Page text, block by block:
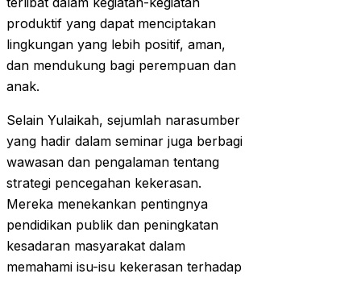
produktif yang dapat menciptakan
lingkungan yang lebih positif, aman,
dan mendukung bagi perempuan dan
anak.
Selain Yulaikah, sejumlah narasumber
yang hadir dalam seminar juga berbagi
wawasan dan pengalaman tentang
strategi pencegahan kekerasan.
Mereka menekankan pentingnya
pendidikan publik dan peningkatan
kesadaran masyarakat dalam
memahami isu-isu kekerasan terhadap